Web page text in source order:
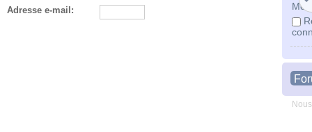
Mot
Adresse e-mail: